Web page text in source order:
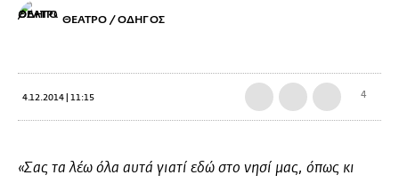
ΘΕΑΤΡΟ / ΟΔΗΓΟΣ
4.12.2014 | 11:15 4
«Σας τα λέω όλα αυτά γιατί εδώ στο νησί μας, όπως κι